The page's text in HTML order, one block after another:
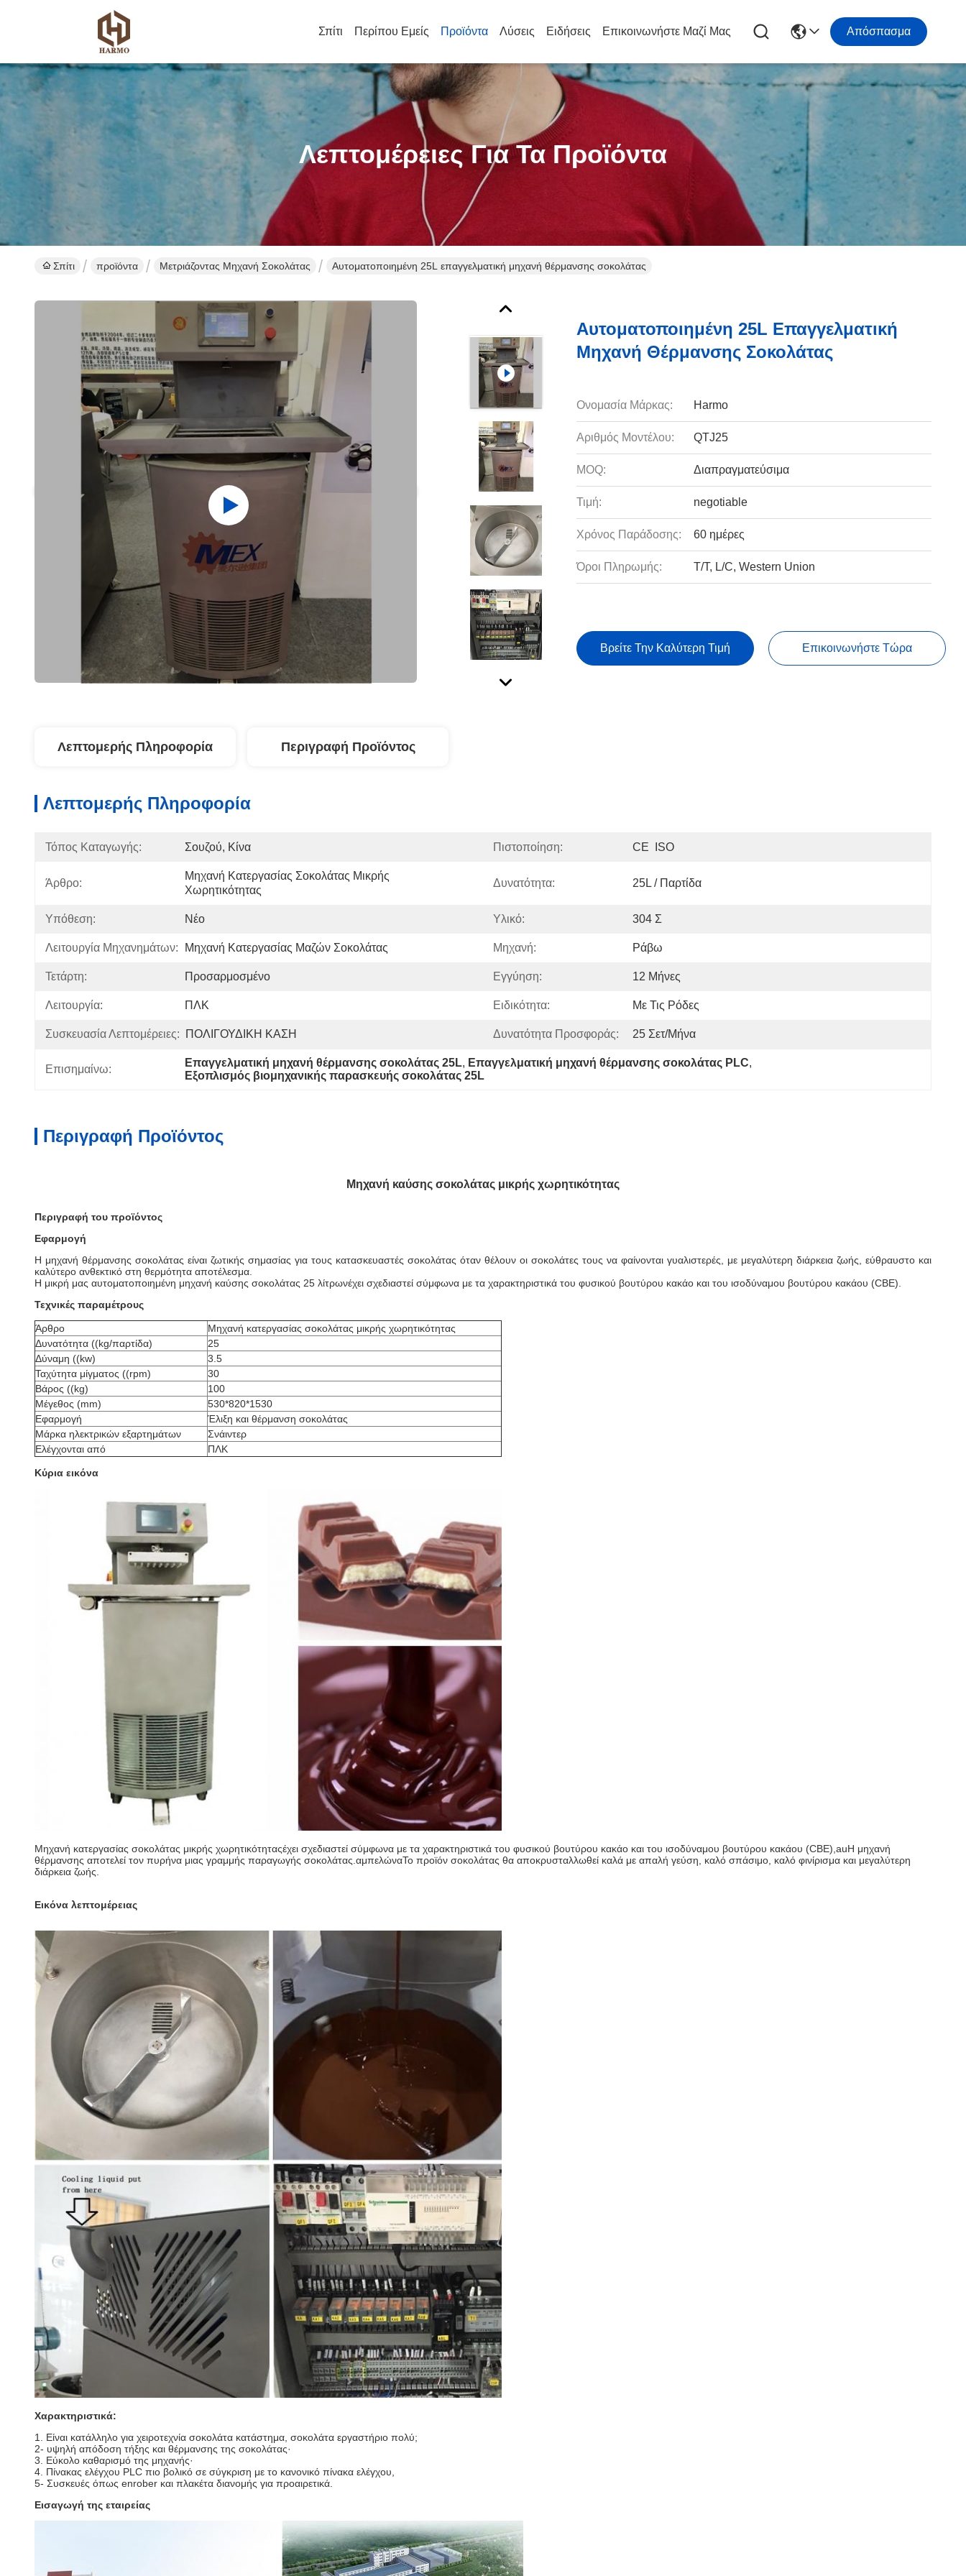
Σπίτι Περίπου Εμείς Προϊόντα Λύσεις Ειδήσεις Επικοινωνήστε Μαζί Μας Απόσπασμα
Λεπτομέρειες Για Τα Προϊόντα
Σπίτι προϊόντα Μετριάζοντας Μηχανή Σοκολάτας Αυτοματοποιημένη 25L επαγγελματική μηχανή θέρμανσης σοκολάτας
Αυτοματοποιημένη 25L Επαγγελματική
Μηχανή Θέρμανσης Σοκολάτας
Ονομασία Μάρκας: Harmo
Αριθμός Μοντέλου: QTJ25
MOQ: Διαπραγματεύσιμα
Τιμή: negotiable
Χρόνος Παράδοσης: 60 ημέρες
Όροι Πληρωμής: T/T, L/C, Western Union
Βρείτε Την Καλύτερη Τιμή Επικοινωνήστε Τώρα
Λεπτομερής Πληροφορία Περιγραφή Προϊόντος
Λεπτομερής Πληροφορία
Τόπος Καταγωγής: Σουζού, Κίνα Πιστοποίηση: CE  ISO
Άρθρο:
Μηχανή Κατεργασίας Σοκολάτας Μικρής
Χωρητικότητας
Δυνατότητα: 25L / Παρτίδα
Υπόθεση: Νέο Υλικό: 304 Σ
Λειτουργία Μηχανημάτων: Μηχανή Κατεργασίας Μαζών Σοκολάτας Μηχανή: Ράβω
Τετάρτη: Προσαρμοσμένο Εγγύηση: 12 Μήνες
Λειτουργία: ΠΛΚ Ειδικότητα: Με Τις Ρόδες
Συσκευασία Λεπτομέρειες: ΠΟΛΙΓΟΥΔΙΚΗ ΚΑΣΗ Δυνατότητα Προσφοράς: 25 Σετ/μήνα
Επισημαίνω:
Επαγγελματική μηχανή θέρμανσης σοκολάτας 25L, Επαγγελματική μηχανή θέρμανσης σοκολάτας PLC,
Εξοπλισμός βιομηχανικής παρασκευής σοκολάτας 25L
Περιγραφή Προϊόντος
Μηχανή καύσης σοκολάτας μικρής χωρητικότητας
Περιγραφή του προϊόντος
Εφαρμογή
Η μηχανή θέρμανσης σοκολάτας είναι ζωτικής σημασίας για τους κατασκευαστές σοκολάτας όταν θέλουν οι σοκολάτες τους να φαίνονται γυαλιστερές, με μεγαλύτερη διάρκεια ζωής, εύθραυστο και
καλύτερο ανθεκτικό στη θερμότητα αποτέλεσμα.
Η μικρή μας αυτοματοποιημένη μηχανή καύσης σοκολάτας 25 λίτρωνέχει σχεδιαστεί σύμφωνα με τα χαρακτηριστικά του φυσικού βουτύρου κακάο και του ισοδύναμου βουτύρου κακάου (CBE).
Τεχνικές παραμέτρους
Άρθρο
Μηχανή κατεργασίας σοκολάτας μικρής χωρητικότητας
Δυνατότητα ((kg/παρτίδα)
25
Δύναμη ((kw)
3.5
Ταχύτητα μίγματος ((rpm)
30
Βάρος ((kg)
100
Μέγεθος (mm)
530*820*1530
Εφαρμογή
Έλιξη και θέρμανση σοκολάτας
Μάρκα ηλεκτρικών εξαρτημάτων
Σνάιντερ
Ελέγχονται από
ΠΛΚ
Κύρια εικόνα
Μηχανή κατεργασίας σοκολάτας μικρής χωρητικότηταςέχει σχεδιαστεί σύμφωνα με τα χαρακτηριστικά του φυσικού βουτύρου κακάο και του ισοδύναμου βουτύρου κακάου (CBE), auΗ μηχανή
θέρμανσης αποτελεί τον πυρήνα μιας γραμμής παραγωγής σοκολάτας. αμπελώναΤο προϊόν σοκολάτας θα αποκρυσταλλωθεί καλά με απαλή γεύση, καλό σπάσιμο, καλό φινίρισμα και μεγαλύτερη
διάρκεια ζωής.
Εικόνα λεπτομέρειας
Χαρακτηριστικά:
1. Είναι κατάλληλο για χειροτεχνία σοκολάτα κατάστημα, σοκολάτα εργαστήριο πολύ;
2- υψηλή απόδοση τήξης και θέρμανσης της σοκολάτας·
3. Εύκολο καθαρισμό της μηχανής·
4. Πίνακας ελέγχου PLC πιο βολικό σε σύγκριση με το κανονικό πίνακα ελέγχου,
5- Συσκευές όπως enrober και πλακέτα διανομής για προαιρετικά.
Εισαγωγή της εταιρείας